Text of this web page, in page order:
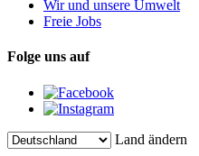
Wir und unsere Umwelt
Freie Jobs
Folge uns auf
Land ändern